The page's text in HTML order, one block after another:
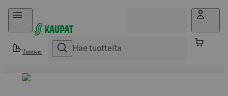
Hyppää sisältöön
Tuotteet